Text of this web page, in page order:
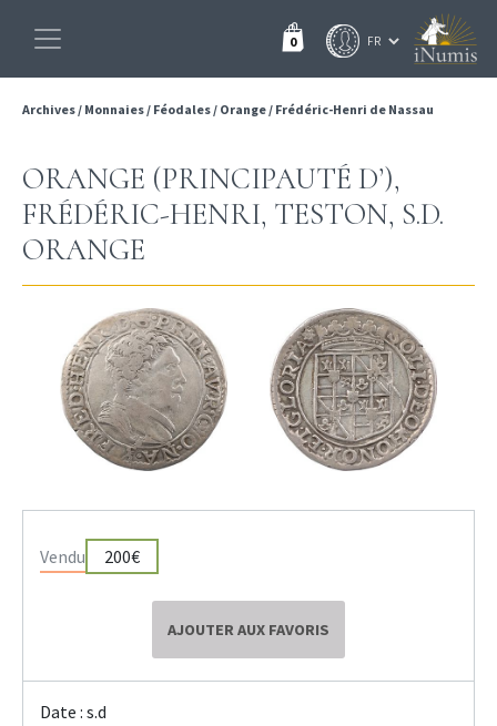
0
Archives/ Monnaies/ Féodales/ Orange/ Frédéric-Henri de Nassau
ORANGE (PRINCIPAUTÉ D’),
FRÉDÉRIC-HENRI, TESTON, S.D.
ORANGE
Vendu 200€
AJOUTER AUX FAVORIS
Date : s.d